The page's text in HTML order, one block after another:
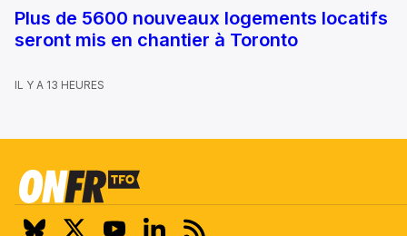
Plus de 5600 nouveaux logements locatifs
seront mis en chantier à Toronto
IL Y A 13 HEURES